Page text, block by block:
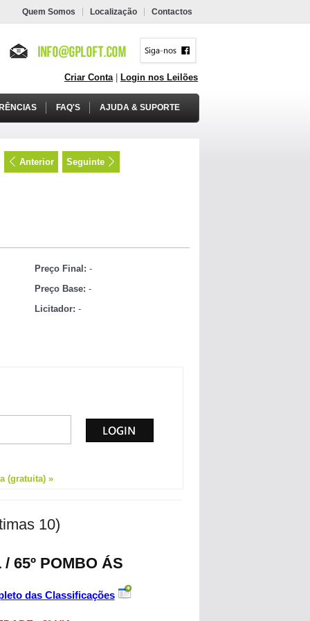
Quem Somos Localização Contactos
Criar Conta| Login nos Leilões
FAQ'S AJUDA & SUPORTE
Anterior Seguinte
Preço Final: -
Preço Base: -
Licitador: -
(gratuita) »
10)
65º POMBO ÁS
das Classificações